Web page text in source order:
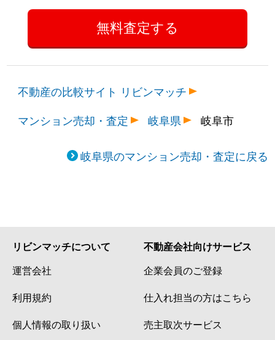
不動産の比較サイト リビンマッチ
マンション売却・査定
岐阜県 岐阜市
岐阜県のマンション売却・査定に戻る
リビンマッチについて
運営会社
利用規約
個人情報の取り扱い
不動産会社向けサービス
企業会員のご登録
仕入れ担当の方はこちら
売主取次サービス